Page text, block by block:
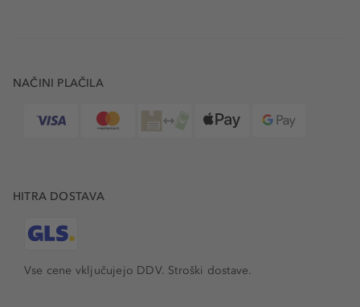
NAČINI PLAČILA
HITRA DOSTAVA
Vse cene vključujejo DDV. Stroški dostave.